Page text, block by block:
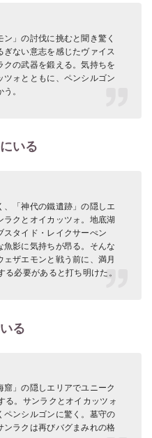
」の討伐に挑むと聞き驚く
ない意志を感じたヴァイス
の武器を鍛える。気持ちを
ォとともに、ペンシルゴン
。
いる
「神代の鐵遺跡」の隠しエ
ラクとオイカッツォ。地底湖
タイド・レイクサーぺン
魚影に気持ちが昂る。そんな
ザエモンと戦う前に、満月
必要があると打ち明けた。
る
」の隠しエリアでユニーク
る。サンラクとオイカッツォ
ンシルゴンに驚く。墓守の
ンラクは再びバグまみれの格